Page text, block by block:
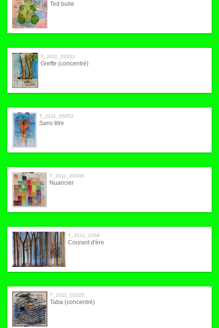
Ted bulle
T_2011_03332
Greffe (concentré)
T_2011_05052
Sans titre
T_2011_00036
Nuancier
T_2011_3268
Courant d'ère
T_2011_03325
Taba (concentré)